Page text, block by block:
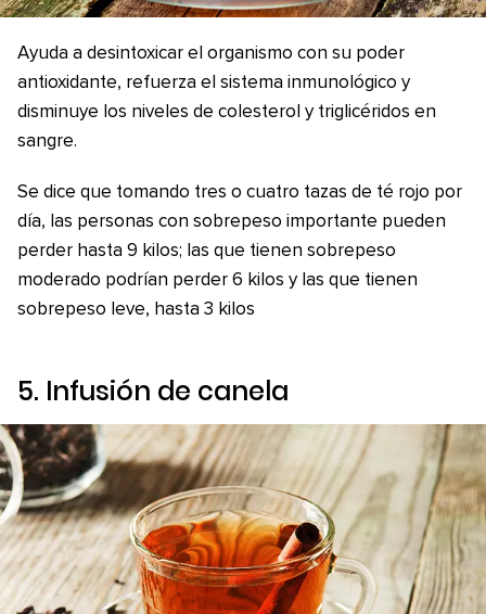
Ayuda a desintoxicar el organismo con su poder
antioxidante, refuerza el sistema inmunológico y
disminuye los niveles de colesterol y triglicéridos en
sangre.
Se dice que tomando tres o cuatro tazas de té rojo por
día, las personas con sobrepeso importante pueden
perder hasta 9 kilos; las que tienen sobrepeso
moderado podrían perder 6 kilos y las que tienen
sobrepeso leve, hasta 3 kilos
5. Infusión de canela